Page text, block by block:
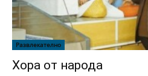
Развлекателно
Хора от народа